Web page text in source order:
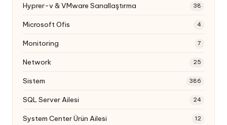
Hyprer-v & VMware Sanallaştırma 38
Microsoft Ofis 4
Monitoring 7
Network 25
Sistem 386
SQL Server Ailesi 24
System Center Ürün Ailesi 12